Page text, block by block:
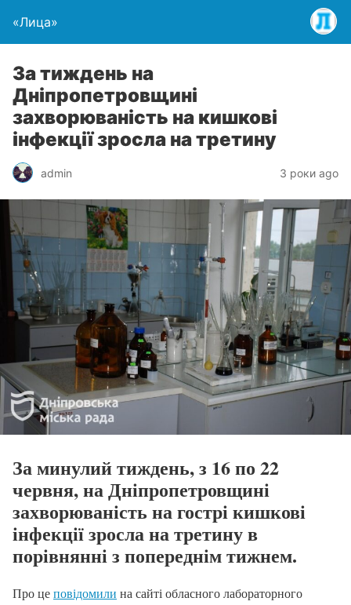
«Лица»
За тиждень на
Дніпропетровщині
захворюваність на кишкові
інфекції зросла на третину
admin 3 роки ago
За минулий тиждень, з 16 по 22
червня, на Дніпропетровщині
захворюваність на гострі кишкові
інфекції зросла на третину в
порівнянні з попереднім тижнем.
Про цеповідомили на сайті обласного лабораторного